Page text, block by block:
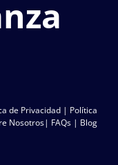
de Privacidad | Política
Nosotros| FAQs | Blog